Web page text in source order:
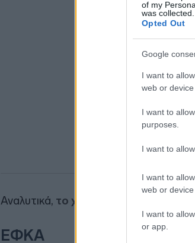
of my
was collected.
Opted Out
Google
I want to
web or
I want to
purposes.
I want to
I want to
web or
I want to
or app.
Αναλυτικά, το χρονοδιάγραμμα των
ΕΦΚΑ